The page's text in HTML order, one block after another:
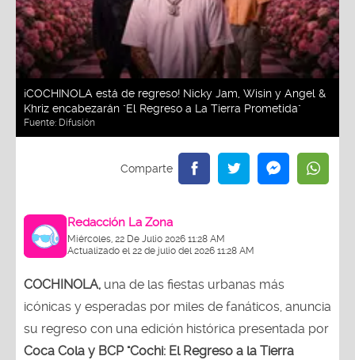
¡COCHINOLA está de regreso! Nicky Jam, Wisin y Angel &
Khriz encabezarán "El Regreso a La Tierra Prometida"
Fuente: Difusión
Redacción La Zona
Miércoles, 22 De Julio 2026 11:28 AM
Actualizado el 22 de julio del 2026 11:28 AM
COCHINOLA, una de las fiestas urbanas más
icónicas y esperadas por miles de fanáticos, anuncia
su regreso con una edición histórica presentada por
Coca Cola y BCP "Cochi: El Regreso a la Tierra